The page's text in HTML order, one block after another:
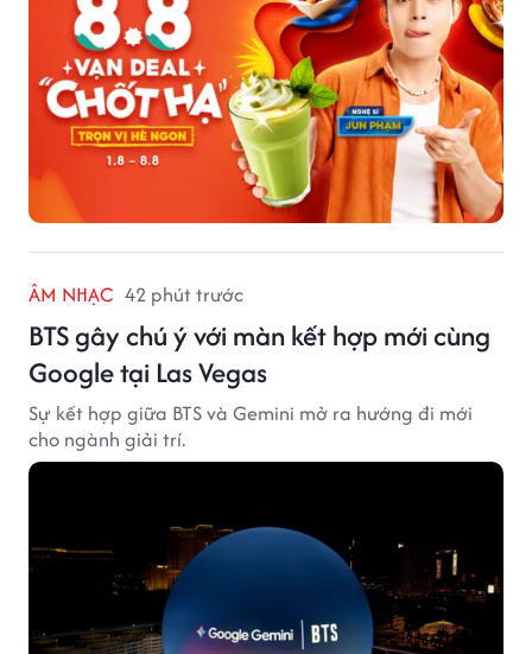
ÂM NHẠC 42 phút trước
BTS gây chú ý với màn kết hợp mới cùng
Google tại Las Vegas
Sự kết hợp giữa BTS và Gemini mở ra hướng đi mới
cho ngành giải trí.